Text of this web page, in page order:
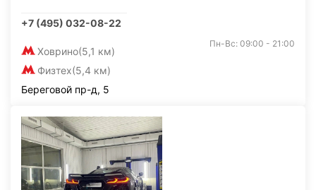
+7 (495) 032-08-22
Ховрино(5,1 км)
Физтех(5,4 км)
Пн-Вс: 09:00 - 21:00
Береговой пр-д, 5